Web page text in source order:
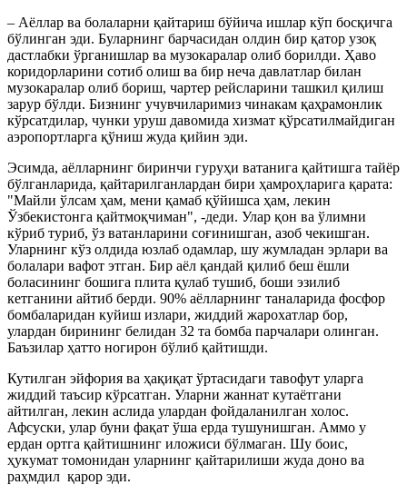
– Аёллар ва болаларни қайтариш бўйича ишлар кўп босқичга
бўлинган эди. Буларнинг барчасидан олдин бир қатор узоқ
дастлабки ўрганишлар ва музокаралар олиб борилди. Ҳаво
коридорларини сотиб олиш ва бир неча давлатлар билан
музокаралар олиб бориш, чартер рейсларини ташкил қилиш
зарур бўлди. Бизнинг учувчиларимиз чинакам қаҳрамонлик
кўрсатдилар, чунки уруш давомида хизмат қўрсатилмайдиган
аэропортларга қўниш жуда қийин эди.
Эсимда, аёлларнинг биринчи гуруҳи ватанига қайтишга тайёр
бўлганларида, қайтарилганлардан бири ҳамроҳларига қарата:
"Майли ўлсам ҳам, мени қамаб қўйишса ҳам, лекин
Ўзбекистонга қайтмоқчиман", -деди. Улар қон ва ўлимни
кўриб туриб, ўз ватанларини соғинишган, азоб чекишган.
Уларнинг кўз олдида юзлаб одамлар, шу жумладан эрлари ва
болалари вафот этган. Бир аёл қандай қилиб беш ёшли
боласининг бошига плита қулаб тушиб, боши эзилиб
кетганини айтиб берди. 90% аёлларнинг таналарида фосфор
бомбаларидан куйиш излари, жиддий жарохатлар бор,
улардан бирининг белидан 32 та бомба парчалари олинган.
Баъзилар ҳатто ногирон бўлиб қайтишди.
Кутилган эйфория ва ҳақиқат ўртасидаги тавофут уларга
жиддий таъсир кўрсатган. Уларни жаннат кутаётгани
айтилган, лекин аслида улардан фойдаланилган холос.
Афсуски, улар буни фақат ўша ерда тушунишган. Аммо у
ердан ортга қайтишнинг иложиси бўлмаган. Шу боис,
ҳукумат томонидан уларнинг қайтарилиши жуда доно ва
раҳмдил қарор эди.